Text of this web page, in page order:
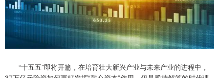
“十五五”即将开篇，在培育壮大新兴产业与未来产业的进程中，